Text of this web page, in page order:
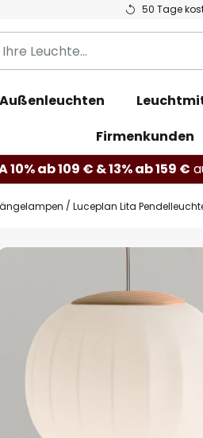
50 Tage
Außenleuchten
Firmenkunden
10% ab 109 € & 13% ab 159 €
Luceplan Lita